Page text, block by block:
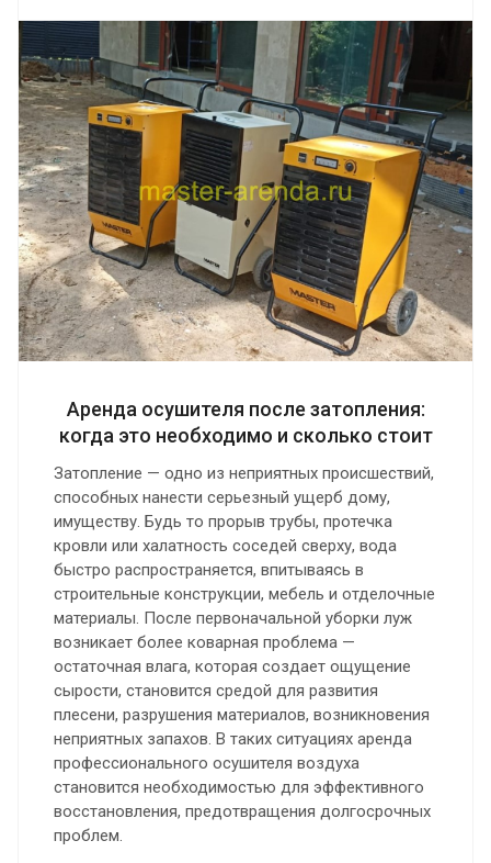
Аренда осушителя после затопления:
когда это необходимо и сколько стоит
Затопление — одно из неприятных происшествий,
способных нанести серьезный ущерб дому,
имуществу. Будь то прорыв трубы, протечка
кровли или халатность соседей сверху, вода
быстро распространяется, впитываясь в
строительные конструкции, мебель и отделочные
материалы. После первоначальной уборки луж
возникает более коварная проблема —
остаточная влага, которая создает ощущение
сырости, становится средой для развития
плесени, разрушения материалов, возникновения
неприятных запахов. В таких ситуациях аренда
профессионального осушителя воздуха
становится необходимостью для эффективного
восстановления, предотвращения долгосрочных
проблем.